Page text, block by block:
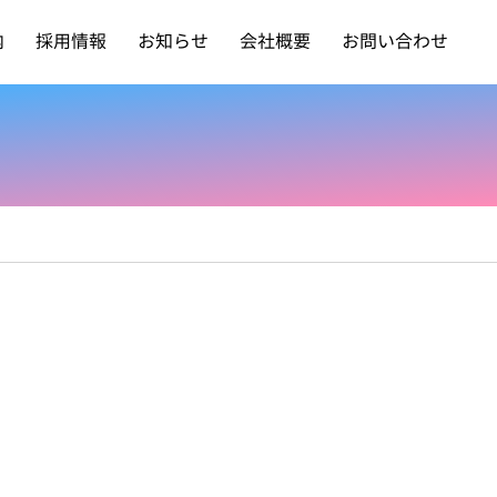
採用情報 お知らせ 会社概要 お問い合わせ